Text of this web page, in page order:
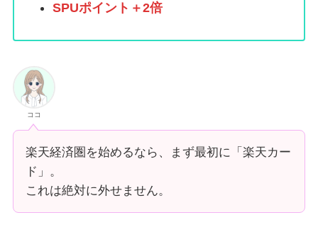
SPUポイント＋2倍
ココ
楽天経済圏を始めるなら、まず最初に「楽天カー
ド」。
これは絶対に外せません。